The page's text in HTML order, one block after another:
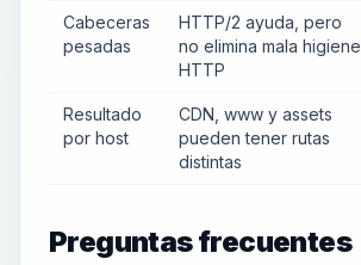
Cabeceras
pesadas
HTTP/2 ayuda, pero
no elimina mala higiene
HTTP
Resultado
por host
CDN, www y assets
pueden tener rutas
distintas
Preguntas frecuentes